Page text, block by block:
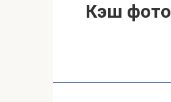
Кэш